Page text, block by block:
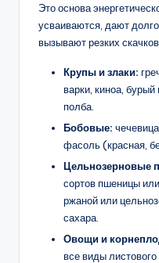
Это основа
усваиваются, дают
вызывают резких
Крупы и злаки:
варки, киноа, бурый
полба.
Бобовые:
фасоль (красная,
Цельнозерновые
сортов пшеницы
ржаной или
сахара.
Овощи и
все виды